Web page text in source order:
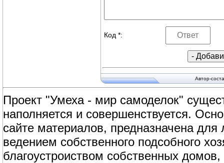
Код *:
Автор-
Проект "Умеха - мир самоделок"
наполняется и совершенствуется.
сайте материалов, предназначена
ведением собственного подсобного
благоустроиством собственных